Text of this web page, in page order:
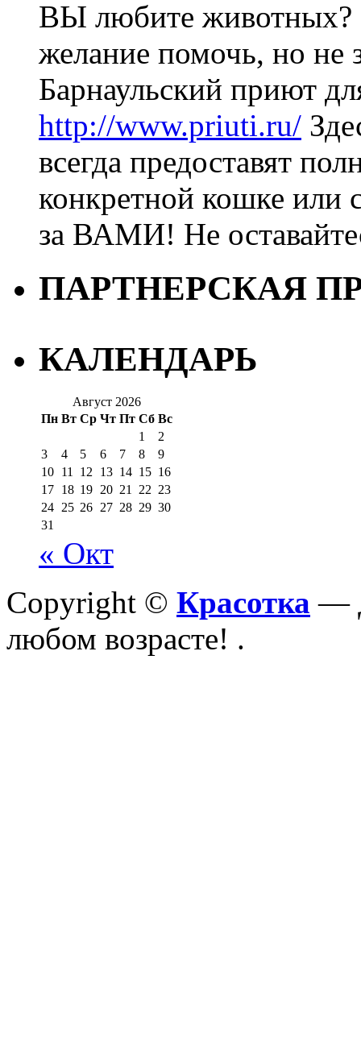
ВЫ любите животных?
желание помочь, но не
Барнаульский приют
http://www.priuti.ru/
всегда предоставят
конкретной кошке или
за ВАМИ! Не
ПАРТНЕРСКАЯ
КАЛЕНДАРЬ
Август 2026
Пн Вт Ср Чт Пт Сб Вс
1
2
3
4 5 6 7 8
9
10 11 12 13 14 15 16
17 18 19 20 21 22 23
24 25 26 27 28 29 30
31
« Окт
Copyright © Красотка —
любом возрасте! .